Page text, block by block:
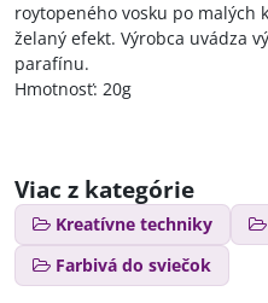
roytopeného vosku po malých
želaný efekt. Výrobca uvádza
parafínu.
Hmotnosť: 20g
Viac z kategórie
Kreatívne techniky
Farbivá do sviečok